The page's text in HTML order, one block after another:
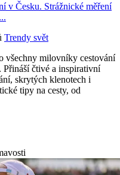
v Česku. Strážnické měření
Trendy svět
všechny milovníky cestování
Přináší čtivé a inspirativní
skrytých klenotech i
tipy na cesty, od